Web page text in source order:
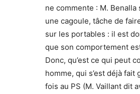
ne commente : M. Benalla
une cagoule, tâche de
sur les portables : il est
que son comportement
Donc, qu’est ce qui peut
homme, qui s’est déjà
fois au PS (M. Vaillant dit